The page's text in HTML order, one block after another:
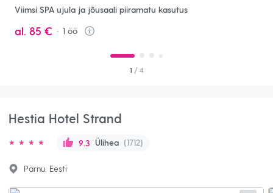
Viimsi SPA ujula ja jõusaali piiramatu kasutus
al. 85 € 1öö
Info
1 / 4
Hestia Hotel Strand
9.3 Ülihea (1712)
Pärnu, Eesti